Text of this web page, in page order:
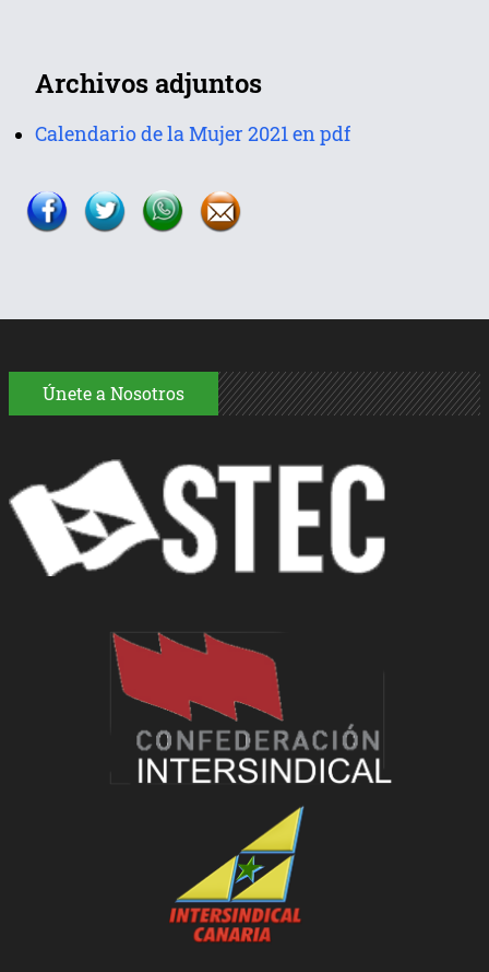
Archivos adjuntos
Calendario de la Mujer 2021 en pdf
Únete a Nosotros